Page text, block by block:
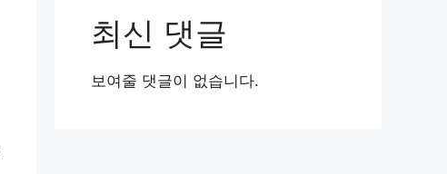
최신 댓글
보여줄 댓글이 없습니다.